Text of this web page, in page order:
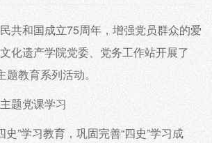
共和国成立75周年，增强党员群众的爱
化遗产学院党委、党务工作站开展了
题教育系列活动。
题党课学习
史”学习教育，巩固完善“四史”学习成